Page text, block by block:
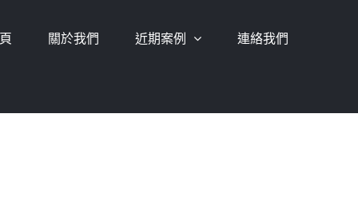
關於我們 近期案例 連絡我們